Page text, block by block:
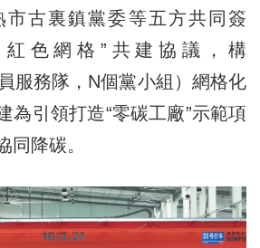
市古裏鎮黨委等五方共同簽
紅色網格”共建協議，構
服務隊，N個黨小組）網格化
為引領打造“零碳工廠”示範項
同降碳。